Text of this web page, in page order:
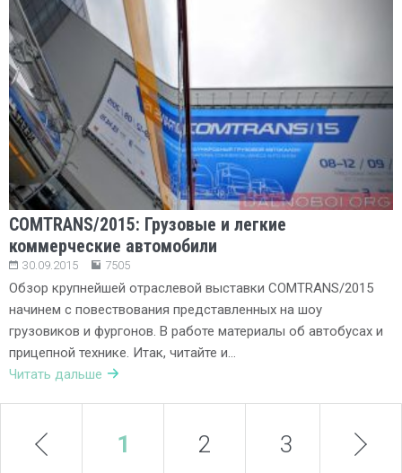
COMTRANS/2015: Грузовые и легкие
коммерческие автомобили
30.09.2015 7505
Обзор крупнейшей отраслевой выставки COMTRANS/2015
начинем с повествования представленных на шоу
грузовиков и фургонов. В работе материалы об автобусах и
прицепной технике. Итак, читайте и…
Читать дальше
prev 1 2 3 4
next